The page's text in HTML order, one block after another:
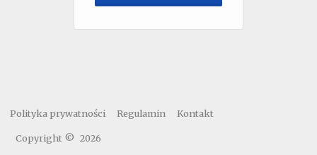
Polityka prywatności Regulamin Kontakt
Copyright © 2026